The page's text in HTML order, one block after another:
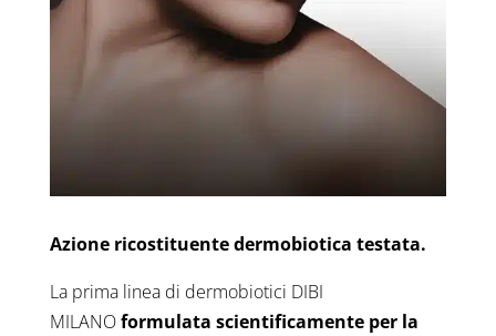
Azione ricostituente dermobiotica testata.
La prima linea di dermobiotici DIBI
MILANOformulata scientificamente per la